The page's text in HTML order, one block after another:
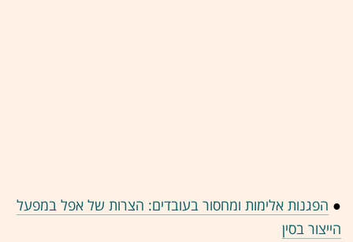
● הפגנות אלימות ומחסור בעובדים: הצרות של אפל במפעל
הייצור בסין